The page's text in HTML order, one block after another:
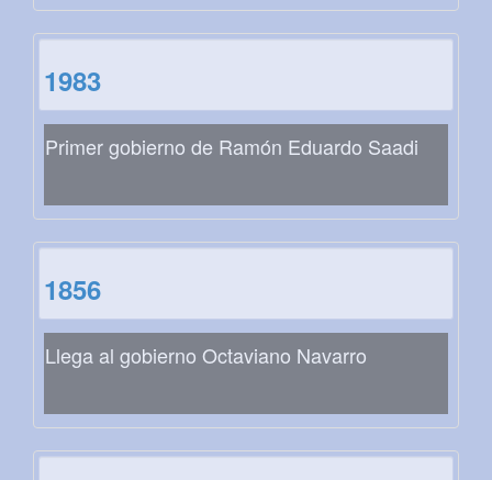
1983
Primer gobierno de Ramón Eduardo Saadi
1856
Llega al gobierno Octaviano Navarro